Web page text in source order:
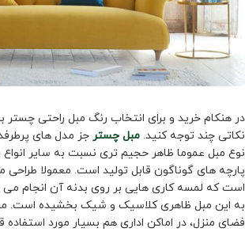
در هنکام خرید و برای انتخاب رنگ مبل راحتی چستر
نکاتی چند توجه کنید. مبل چستر جز مدل های
نوع مبل عموما ظاهر حجیم تری نسبت به سایر انواع
پارچه های گوناگون قابل تولید است. معمولا
است که لمسه کاری هایی بر روی بدنه آن انجام
به این مبل ظاهری کلاسیک و شیک بخشیده است.
فضای منزل، در اماکن اداری هم بسیار مورد استفاده